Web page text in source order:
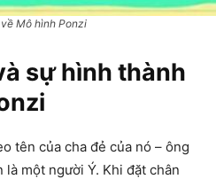
Mô hình Ponzi
sự hình thành
tên của cha đẻ của nó – ông
một người Ý. Khi đặt chân